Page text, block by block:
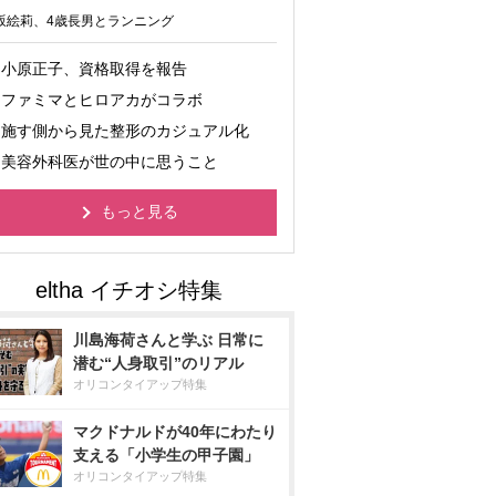
絵莉、4歳長男とランニング
小原正子、資格取得を報告
ファミマとヒロアカがコラボ
施す側から見た整形のカジュアル化
美容外科医が世の中に思うこと
もっと見る
川島海荷さんと学ぶ 日常に
潜む“人身取引”のリアル
オリコンタイアップ特集
マクドナルドが40年にわたり
支える「小学生の甲子園」
オリコンタイアップ特集